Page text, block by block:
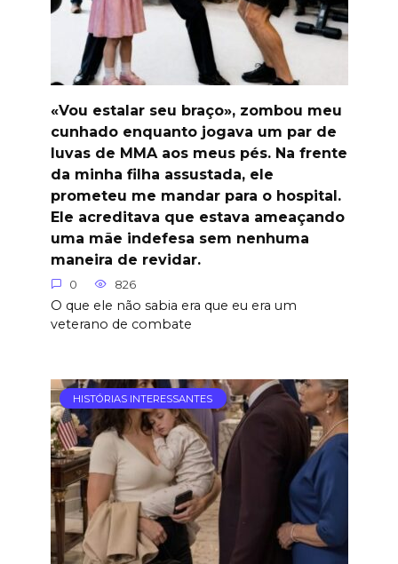
«Vou estalar seu braço», zombou meu
cunhado enquanto jogava um par de
luvas de MMA aos meus pés. Na frente
da minha filha assustada, ele
prometeu me mandar para o hospital.
Ele acreditava que estava ameaçando
uma mãe indefesa sem nenhuma
maneira de revidar.
0 826
O que ele não sabia era que eu era um
veterano de combate
HISTÓRIAS INTERESSANTES